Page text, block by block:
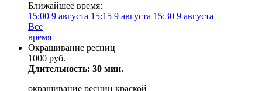
Ближайшее время:
15:00 9 августа 15:15 9 августа 15:30 9 августа
Все
время
Окрашивание ресниц
1000 руб.
Длительность: 30 мин.
окрашивание ресниц краской